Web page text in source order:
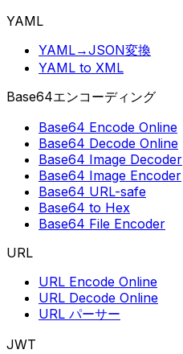
YAML
YAML→JSON変換
YAML to XML
Base64エンコーディング
Base64 Encode Online
Base64 Decode Online
Base64 Image Decoder
Base64 Image Encoder
Base64 URL-safe
Base64 to Hex
Base64 File Encoder
URL
URL Encode Online
URL Decode Online
URL パーサー
JWT